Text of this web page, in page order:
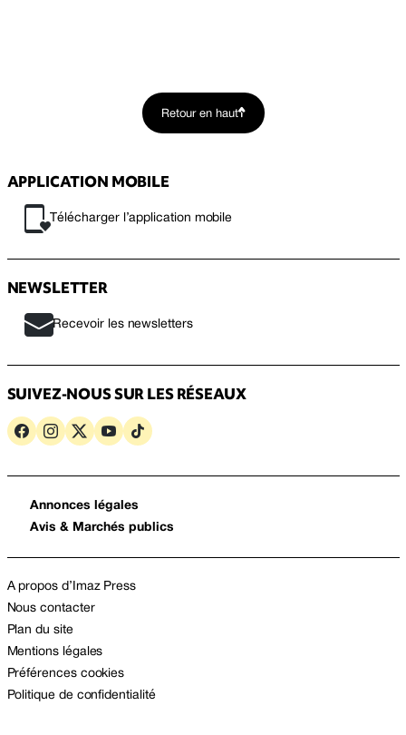
Retour en haut
APPLICATION MOBILE
Télécharger l’application mobile
NEWSLETTER
Recevoir les newsletters
SUIVEZ-NOUS SUR LES RÉSEAUX
Annonces légales
Avis & Marchés publics
A propos d’Imaz Press
Nous contacter
Plan du site
Mentions légales
Préférences cookies
Politique de confidentialité